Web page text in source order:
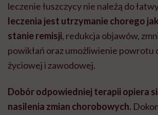
leczenie łuszczycy nie należą do
leczenia jest utrzymanie chorego
stanie remisji, redukcja objawów,
powikłań oraz umożliwienie powrotu
życiowej i zawodowej.
Dobór odpowiedniej terapii opiera
nasilenia zmian chorobowych.